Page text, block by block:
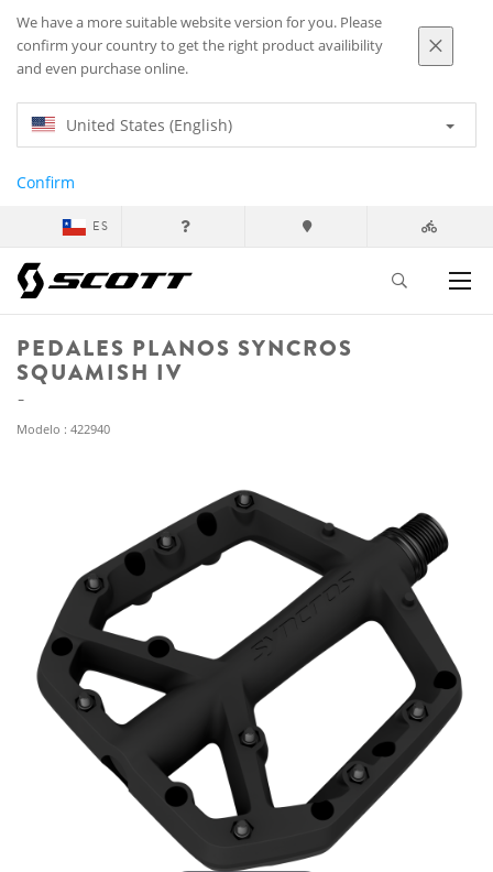
We have a more suitable website version for you. Please
confirm your country to get the right product availibility
and even purchase online.
United States (English)
Confirm
ES
PEDALES PLANOS SYNCROS
SQUAMISH IV
Modelo : 422940